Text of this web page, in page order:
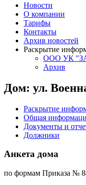
Новости
О компании
Тарифы
Контакты
Архив новостей
Раскрытие
ООО УК
Архив
Дом: ул.
Раскрытие
Общая
Документы и
Должники
Анкета дома
по формам Приказа №